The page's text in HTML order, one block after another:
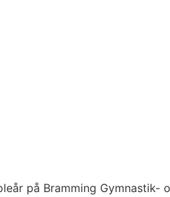
på Bramming